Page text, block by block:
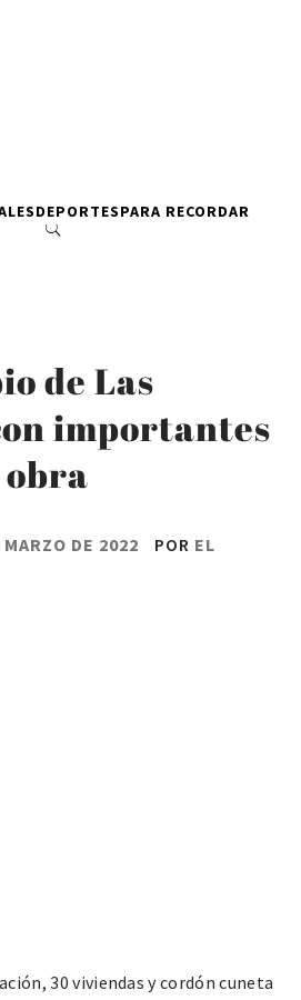
DEPORTESPARA RECORDAR
de Las
importantes
MARZO DE 2022 POR EL
30 viviendas y cordón cuneta